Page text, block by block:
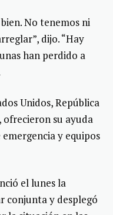
No tenemos ni
dijo. “Hay
han perdido a
Unidos, República
ofrecieron su ayuda
y equipos
el lunes la
conjunta y desplegó